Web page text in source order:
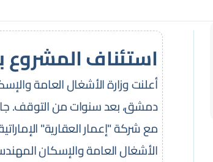
استئناف
أعلنت وزارة الأشغال العامة
دمشق، بعد سنوات من التوقف.
مع شركة "إعمار العقارية"
الأشغال العامة والإسكان